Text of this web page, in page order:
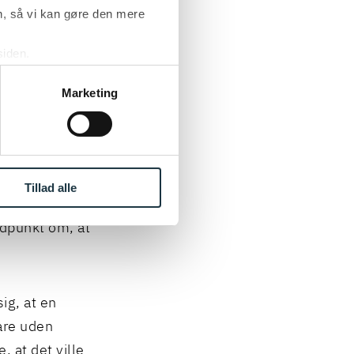
så vi kan gøre den mere
Marketing
Tillad alle
eller at
at forlange
og at
om, at
at en
uden
at det ville